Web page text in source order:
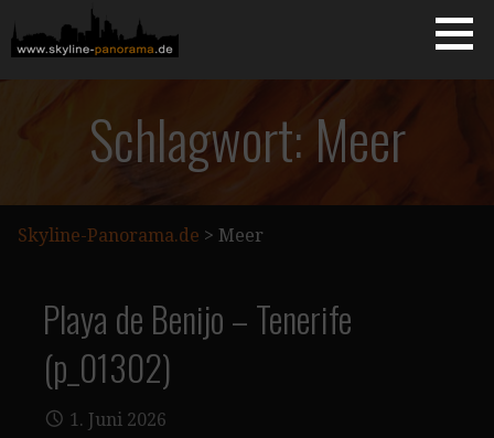
Inhalt
springen
SKYLINE-PANORAMA.DE
Schlagwort: Meer
Skyline-Panorama.de > Meer
Playa de Benijo – Tenerife
(p_01302)
1. Juni 2026